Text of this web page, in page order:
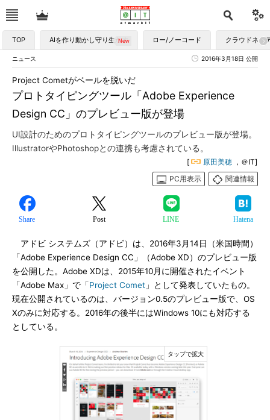
TOP AIを作り動かし守り生かす ロー/ノーコード クラウドネイ
ニュース 2016年3月18日 公開
プロトタイピングツール「Adobe Experience
Design CC」のプレビュー版が登場
Project Cometがベールを脱いだ
UI設計のためのプロトタイピングツールのプレビュー版が登場。
IllustratorやPhotoshopとの連携も考慮されている。
[ 原田美穂 ，＠IT]
PC用表示
関連情報
Share Post LINE Hatena
アドビ システムズ（アドビ）は、2016年3月14日（米国時間）
「Adobe Experience Design CC」（Adobe XD）のプレビュー版
を公開した。Adobe XDは、2015年10月に開催されたイベント
「Adobe Max」で「Project Comet 」として発表していたもの。
現在公開されているのは、バージョン0.5のプレビュー版で、OS
Xのみに対応する。2016年の後半にはWindows 10にも対応する
としている。